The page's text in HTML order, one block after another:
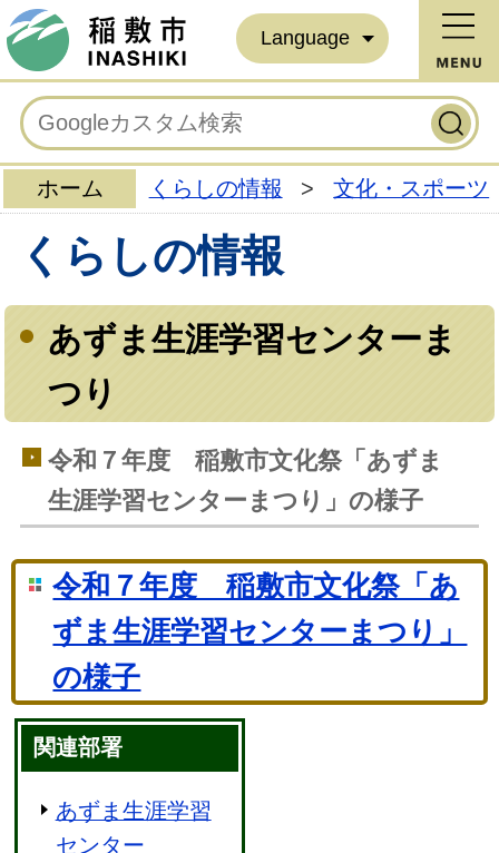
Language
ホーム くらしの情報 > 文化・スポーツ
くらしの情報
あずま生涯学習センターま
つり
令和７年度 稲敷市文化祭「あずま
生涯学習センターまつり」の様子
令和７年度 稲敷市文化祭「あ
ずま生涯学習センターまつり」
の様子
関連部署
あずま生涯学習
センター